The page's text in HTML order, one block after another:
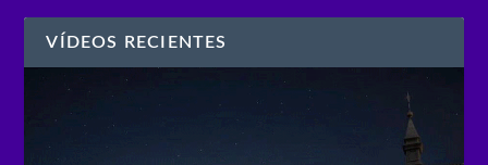
VÍDEOS RECIENTES